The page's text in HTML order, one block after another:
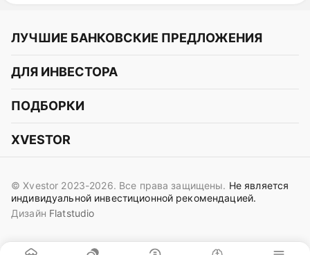
ЛУЧШИЕ БАНКОВСКИЕ ПРЕДЛОЖЕНИЯ
Альфа-Банк
СБЕР
Газпромбанк
OZON Банк
Совкомбанк
ДЛЯ ИНВЕСТОРА
Курс акций
Курс облигаций
Прогнозы на криптовалюты
Идеи инвест аналитиков
Сигналы трейдеров
ПОДБОРКИ
Подборки акций
Подборки облигаций
XVESTOR
Вконтакте
Поддержка в Telegram
Контакты
© Xvestor 2023-2026. Все права защищены. Не является
индивидуальной инвестиционной рекомендацией.
Дизайн Flatstudio